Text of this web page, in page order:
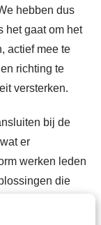
hebben dus
het gaat om het
actief mee te
richting te
versterken.
bij de
er
werken leden
die